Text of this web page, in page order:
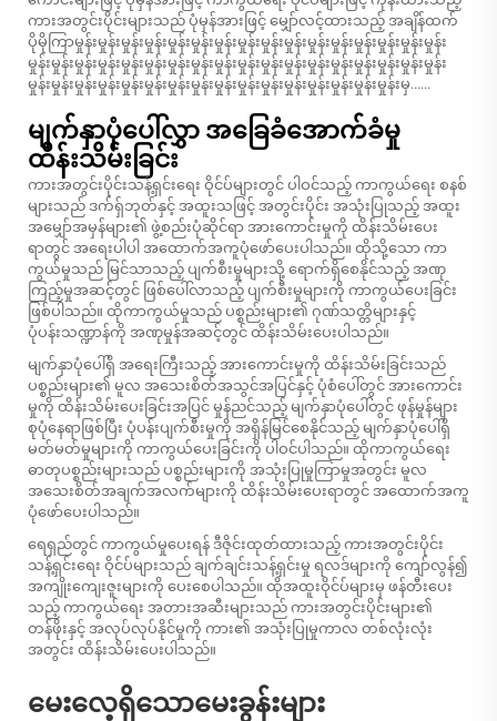
ကားအတွင်းပိုင်းများသည် ပုံမှန်အားဖြင့် မျှော်လင့်ထားသည့် အချိန်ထက်
ပိုမိုကြာမှုန်းမှုန်းမှုန်းမှုန်းမှုန်းမှုန်းမှုန်းမှုန်းမှုန်းမှုန်းမှုန်းမှုန်းမှုန်းမှုန်းမှုန်းမှုန်း
မှုန်းမှုန်းမှုန်းမှုန်းမှုန်းမှုန်းမှုန်းမှုန်းမှုန်းမှုန်းမှုန်းမှုန်းမှုန်းမှုန်းမှုန်းမှုန်းမှုန်းမှုန်း
မှုန်းမှုန်းမှုန်းမှုန်းမှုန်းမှုန်းမှုန်းမှုန်းမှုန်းမှုန်းမှုန်းမှုန်းမှုန်းမှုန်းမှုန်းမှုန်းမှ......
မျက်နှာပုံပေါ်လွှာ အခြေခံအောက်ခံမှု
ထိန်းသိမ်းခြင်း
ကားအတွင်းပိုင်းသန့်ရှင်းရေး ဝိုင်ပ်များတွင် ပါဝင်သည့် ကာကွယ်ရေး စနစ်
များသည် ဒက်ရှ်ဘုတ်နှင့် အထူးသဖြင့် အတွင်းပိုင်း အသုံးပြုသည့် အထူး
အမျှော်အမှန်များ၏ ဖွဲ့စည်းပုံဆိုင်ရာ အားကောင်းမှုကို ထိန်းသိမ်းပေး
ရာတွင် အရေးပါပါ အထောက်အကူပုံဖော်ပေးပါသည်။ ထိုသို့သော ကာ
ကွယ်မှုသည် မြင်သာသည့် ပျက်စီးမှုများသို့ ရောက်ရှိစေနိုင်သည့် အဏု
ကြည့်မှုအဆင့်တွင် ဖြစ်ပေါ်လာသည့် ပျက်စီးမှုများကို ကာကွယ်ပေးခြင်း
ဖြစ်ပါသည်။ ထိုကာကွယ်မှုသည် ပစ္စည်းများ၏ ဂုဏ်သတ္တိများနှင့်
ပုံပန်းသဏ္ဍာန်ကို အဏုမှုန်အဆင့်တွင် ထိန်းသိမ်းပေးပါသည်။
မျက်နှာပုံပေါ်ရှိ အရေးကြီးသည့် အားကောင်းမှုကို ထိန်းသိမ်းခြင်းသည်
ပစ္စည်းများ၏ မူလ အသေးစိတ်အသွင်အပြင်နှင့် ပုံစံပေါ်တွင် အားကောင်း
မှုကို ထိန်းသိမ်းပေးခြင်းအပြင် မှုန်ညင်သည့် မျက်နှာပုံပေါ်တွင် ဖုန်မှုန်များ
စုပုံနေရာဖြစ်ပြီး ပုံပန်းပျက်စီးမှုကို အရှိန်မြင်စေနိုင်သည့် မျက်နှာပုံပေါ်ရှိ
မတ်မတ်မှုများကို ကာကွယ်ပေးခြင်းကို ပါဝင်ပါသည်။ ထိုကာကွယ်ရေး
ဓာတုပစ္စည်းများသည် ပစ္စည်းများကို အသုံးပြုမှုကြာမှုအတွင်း မူလ
အသေးစိတ်အချက်အလက်များကို ထိန်းသိမ်းပေးရာတွင် အထောက်အကူ
ပုံဖော်ပေးပါသည်။
ရေရှည်တွင် ကာကွယ်မှုပေးရန် ဒီဇိုင်းထုတ်ထားသည့် ကားအတွင်းပိုင်း
သန့်ရှင်းရေး ဝိုင်ပ်များသည် ချက်ချင်းသန့်ရှင်းမှု ရလဒ်များကို ကျော်လွန်၍
အကျိုးကျေးဇူးများကို ပေးစေပါသည်။ ထိုအထူးဝိုင်ပ်များမှ ဖန်တီးပေး
သည့် ကာကွယ်ရေး အတားအဆီးများသည် ကားအတွင်းပိုင်းများ၏
တန်ဖိုးနှင့် အလုပ်လုပ်နိုင်မှုကို ကား၏ အသုံးပြုမှုကာလ တစ်လုံးလုံး
အတွင်း ထိန်းသိမ်းပေးပါသည်။
မေးလေ့ရှိသောမေးခွန်းများ